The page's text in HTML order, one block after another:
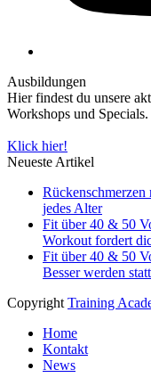
Ausbildungen
Hier findest du unsere
Workshops und Specials.
Klick hier!
Neueste Artikel
jedes Alter
Fit über 40 & 50
Workout fordert
Fit über 40 & 50
Besser werden
Copyright Training
Home
Kontakt
News